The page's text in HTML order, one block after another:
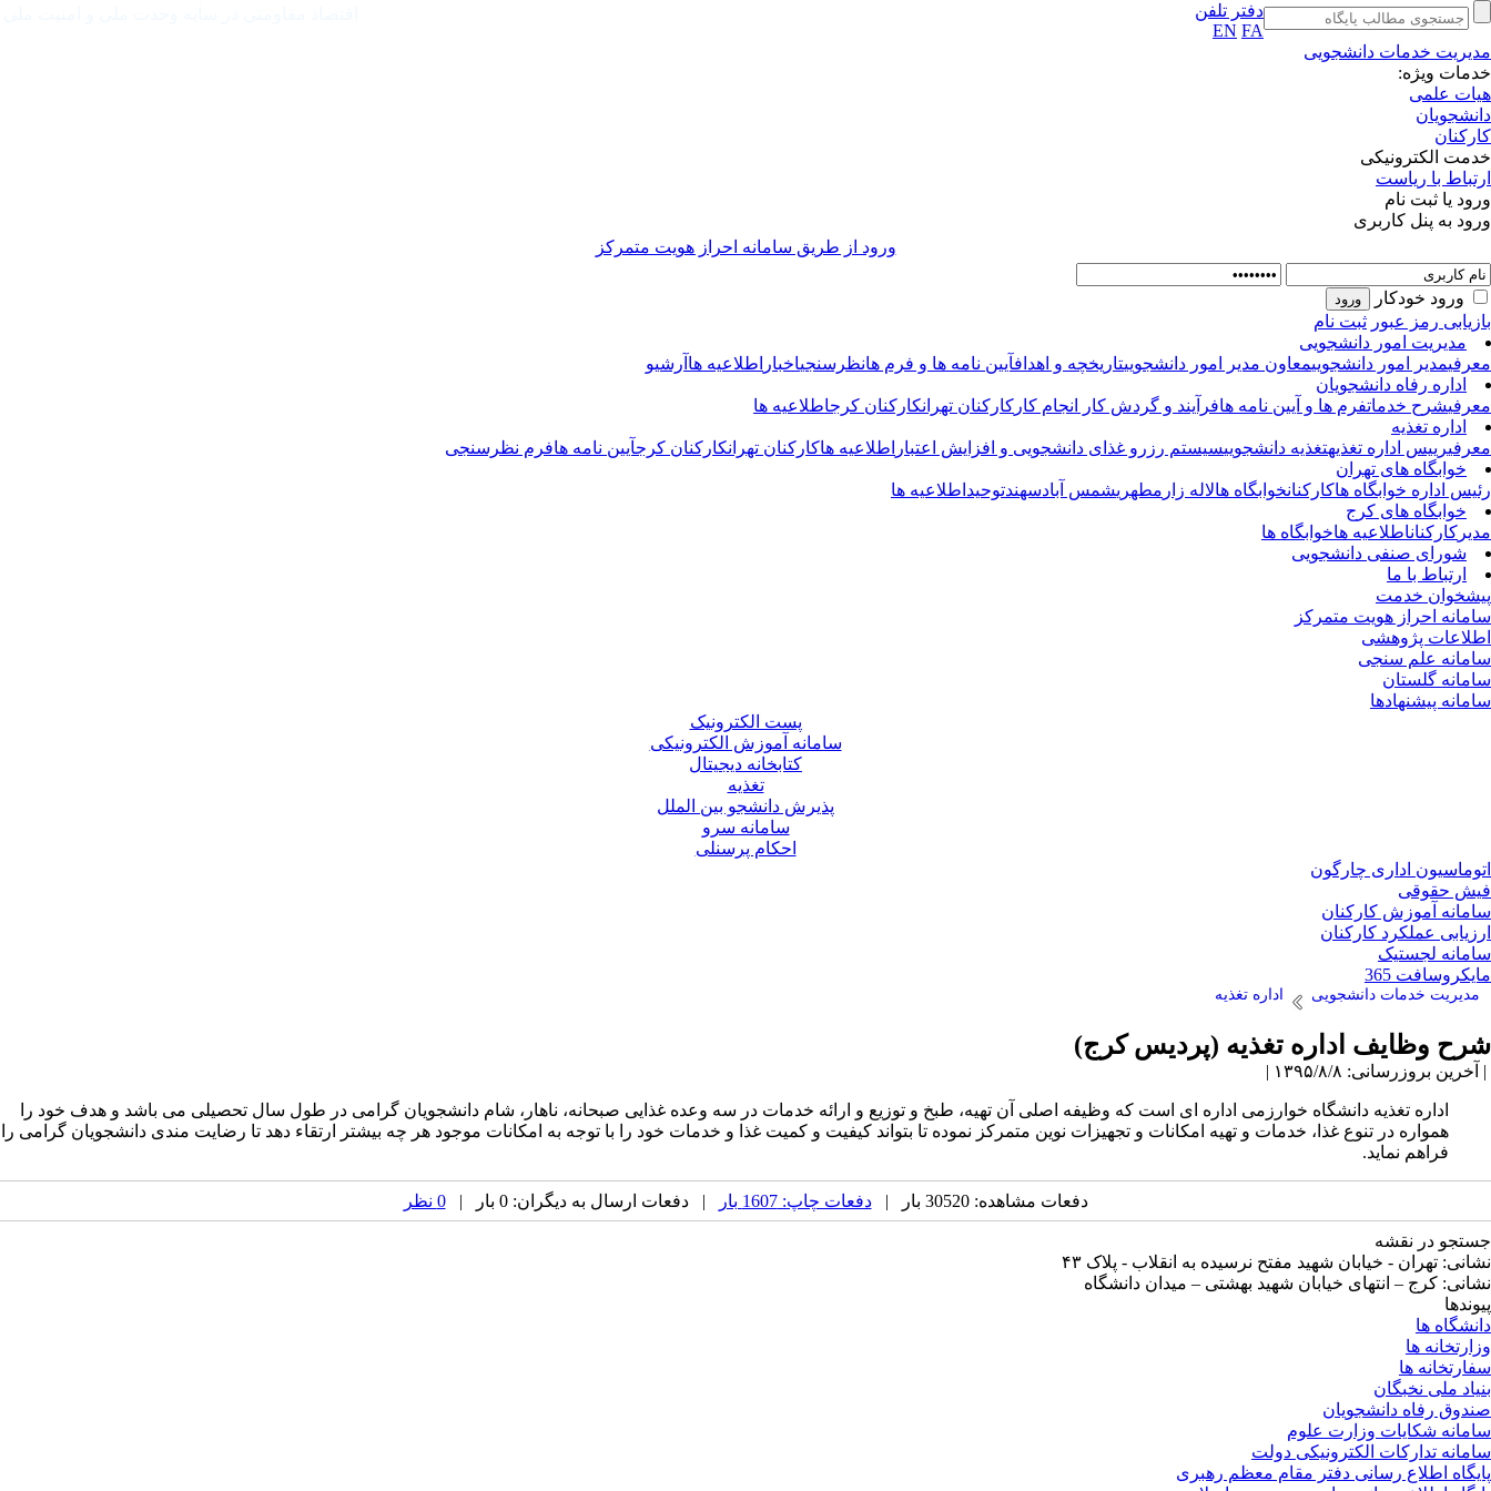
دفتر تلفن
EN FA
مدیریت خدمات دانشجویی
خدمات ویژه:
هیات علمی
دانشجویان
کارکنان
خدمت الکترونیکی
ارتباط با ریاست
ورود یا ثبت نام
ورود به پنل کاربری
ورود از طريق سامانه احراز هويت متمركز
ورود خودکار
بازیابی رمز عبور ثبت نام
مدیریت امور دانشجویی
معرفیمدیر امور دانشجوییمعاون مدیر امور دانشجوییتاریخچه و اهدافآیین نامه ها و فرم هانظرسنجیاخبار اطلاعیه ها آرشیو
اداره رفاه دانشجویان
معرفیشرح خدماتفرم ها و آیین نامه هافرآیند و گردش کار انجام کار کارکنان تهرانکارکنان کرجاطلاعیه ها
اداره تغذیه
معرفیرییس اداره تغذیهتغذیه دانشجوییسیستم رزرو غذای دانشجویی و افزایش اعتبار اطلاعیه هاکارکنان تهرانکارکنان کرجآیین نامه هافرم نظرسنجی
خوابگاه های تهران
رئیس اداره خوابگاه هاکارکنانخوابگاه هالاله زار مطهریشمس آبادسهندتوحید اطلاعیه ها
خوابگاه های کرج
مدیر کارکناناطلاعیه هاخوابگاه ها
شورای صنفی دانشجویی
ارتباط با ما
پیشخوان خدمت
سامانه احراز هویت متمرکز
اطلاعات پژوهشی
سامانه علم سنجی
سامانه گلستان
سامانه پیشنهادها
پست الکترونیک
سامانه آموزش الکترونیکی
کتابخانه دیجیتال
تغذیه
پذیرش دانشجو بین الملل
سامانه سرو
احکام پرسنلی
اتوماسیون اداری چارگون
فیش حقوقی
سامانه آموزش کارکنان
ارزیابی عملکرد کارکنان
سامانه لجستیک
مایکروسافت 365
مدیریت خدمات دانشجویی اداره تغذیه
شرح وظایف اداره تغذیه (پردیس کرج)
| آخرین بروزرسانی: ۱۳۹۵/۸/۸ |
اداره تغذیه دانشگاه خوارزمی اداره ای است که وظیفه اصلی آن تهیه، طبخ و توزیع و ارائه خدمات در سه وعده غذایی صبحانه، ناهار، شام دانشجویان گرامی در طول سال تحصیلی می باشد و هدف خود را
همواره در تنوع غذا، خدمات و تهیه امکانات و تجهیزات نوین متمرکز نموده تا بتواند کیفیت و کمیت غذا و خدمات خود را با توجه به امکانات موجود هر چه بیشتر ارتقاء دهد تا رضایت مندی دانشجویان گرامی را
فراهم نماید.
دفعات مشاهده: 30520 بار | دفعات چاپ: 1607 بار | دفعات ارسال به دیگران: 0 بار | 0 نظر
جستجو در نقشه
نشانی: تهران - خیابان شهید مفتح نرسیده به انقلاب - پلاک ۴۳
نشانی: کرج – انتهای خیابان شهید بهشتی – میدان دانشگاه
پیوندها
دانشگاه ها
وزارتخانه ها
سفارتخانه ها
بنیاد ملی نخبگان
صندوق رفاه دانشجویان
سامانه شکایات وزارت علوم
سامانه تدارکات الکترونیکی دولت
پایگاه اطلاع رسانی دفتر مقام معظم رهبری